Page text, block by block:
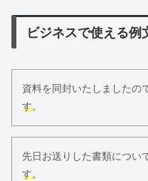
ビジネスで使える例
資料を同封いたしましたの
す。
先日お送りした書類につい
す。